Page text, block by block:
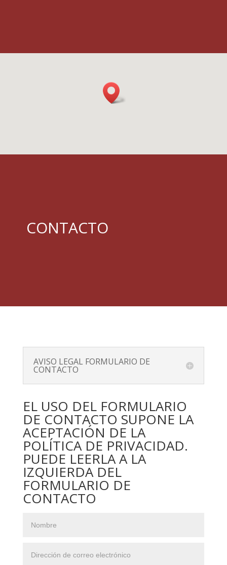
CONTACTO
AVISO LEGAL FORMULARIO DE
CONTACTO
EL USO DEL FORMULARIO
DE CONTACTO SUPONE LA
ACEPTACIÓN DE LA
POLÍTICA DE PRIVACIDAD.
PUEDE LEERLA A LA
IZQUIERDA DEL
FORMULARIO DE
CONTACTO